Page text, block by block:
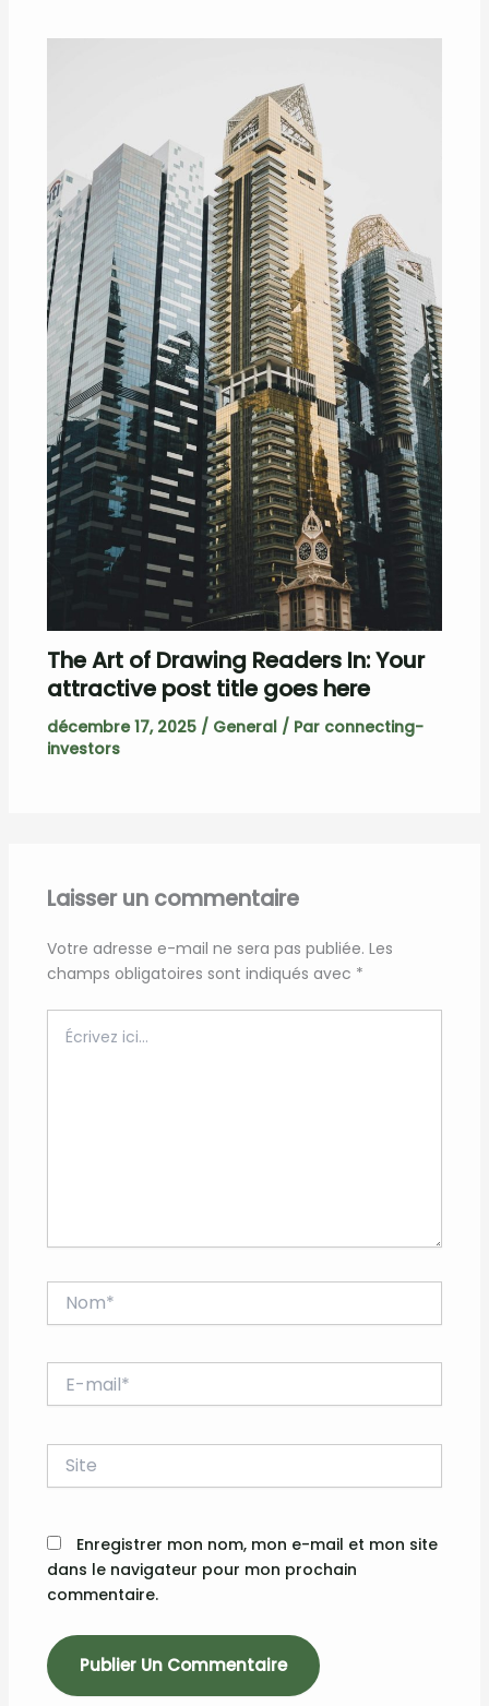
The Art of Drawing Readers In: Your
attractive post title goes here
décembre 17, 2025 / General/ Par connecting-
investors
Laisser un commentaire
Votre adresse e-mail ne sera pas publiée. Les
champs obligatoires sont indiqués avec *
ici…
mail*
Enregistrer mon nom, mon e-mail et mon site
dans le navigateur pour mon prochain
commentaire.